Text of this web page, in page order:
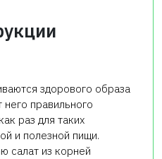
здорового образа
правильного
раз для таких
и полезной пищи.
салат из корней